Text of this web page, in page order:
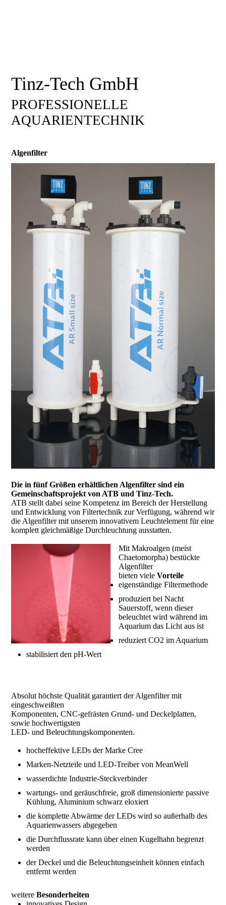
Tinz-Tech GmbH
PROFESSIONELLE
AQUARIENTECHNIK
Algenfilter
Die in fünf Größen erhältlichen Algenfilter sind ein
Gemeinschaftsprojektvon ATB und Tinz-Tech.
ATB stellt dabei seine Kompetenz im Bereich der Herstellung
und Entwicklung von Filtertechnik zur Verfügung, während wir
die Algenfilter mit unserem innovativem Leuchtelement für eine
komplett gleichmäßige Durchleuchtung ausstatten.
Mit Makroalgen (meist
Chaetomorpha) bestückte
Algenfilter
bieten vieleVorteile
eigenständige Filtermethode
produziert bei Nacht
Sauerstoff, wenn dieser
beleuchtet wird während im
Aquarium das Licht aus ist
reduziert CO2 im Aquarium
stabilisiert den pH-Wert
Absolut höchste Qualität garantiert der Algenfilter mit
eingeschweißten
Komponenten, CNC-gefrästen Grund- und Deckelplatten,
sowie hochwertigsten
LED- und Beleuchtungskomponenten.
hocheffektive LEDs der Marke Cree
Marken-Netzteile und LED-Treiber von MeanWell
wasserdichte Industrie-Steckverbinder
wartungs- und geräuschfreie, groß dimensionierte passive
Kühlung, Aluminium schwarz eloxiert
die komplette Abwärme der LEDs wird so außerhalb des
Aquarienwassers abgegeben
die Durchflussrate kann über einen Kugelhahn begrenzt
werden
der Deckel und die Beleuchtungseinheit können einfach
entfernt werden
weitereBesonderheiten